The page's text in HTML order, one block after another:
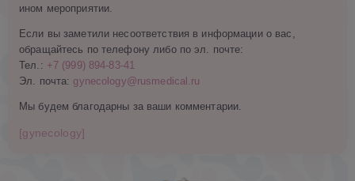
ином мероприятии.
Если вы заметили несоответствия в информации о вас,
обращайтесь по телефону либо по эл. почте:
Тел.: +7 (999) 894-83-41
Эл. почта: gynecology@rusmedical.ru
Мы будем благодарны за ваши комментарии.
[gynecology]